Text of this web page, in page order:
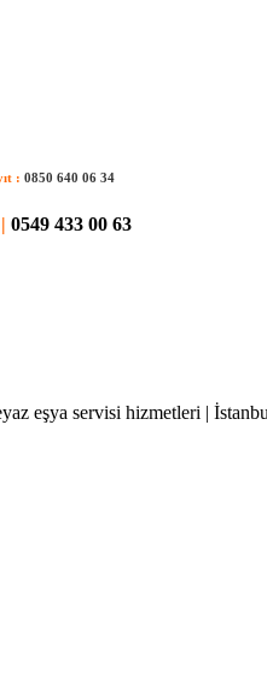
: 0850 640 06 34
0549 433 00 63
eşya servisi hizmetleri |